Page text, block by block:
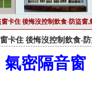
卡住 後悔沒控制飲食-防盜窗
卡住 後悔沒控制飲食-
密隔音